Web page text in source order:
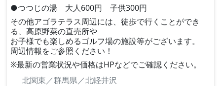
●つつじの湯 大人600円 子供300円
その他アゴラテラス周辺には、徒歩で行くことができ
る、高原野菜の直売所や
お子様でも楽しめるゴルフ場の施設等がございます。
周辺情報をご参照ください！
※最新の営業状況や価格はHPなどでご確認ください。
北関東／群馬県／北軽井沢